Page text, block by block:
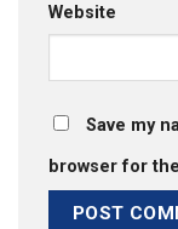
Website
Save my
browser for